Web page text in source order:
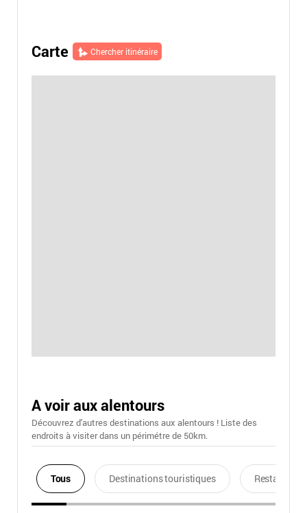
Carte Chercher itinéraire
A voir aux alentours
Découvrez d'autres destinations aux alentours ! Liste des
endroits à visiter dans un périmétre de 50km.
Tous Destinations touristiques Restaurants